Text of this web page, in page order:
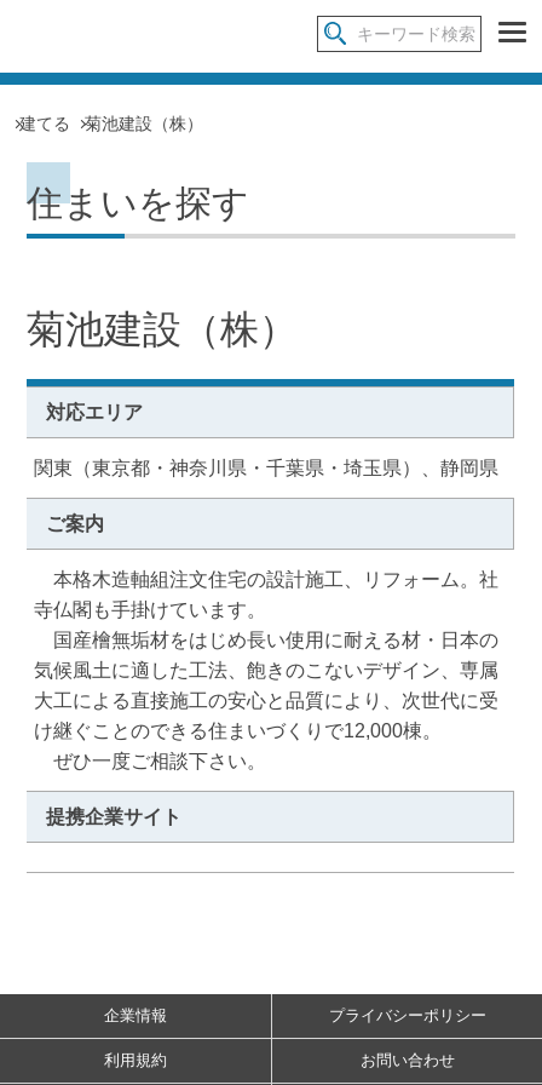
建てる 菊池建設（株）
住まいを探す
菊池建設（株）
対応エリア
関東（東京都・神奈川県・千葉県・埼玉県）、静岡県
ご案内
本格木造軸組注文住宅の設計施工、リフォーム。社
寺仏閣も手掛けています。
国産檜無垢材をはじめ長い使用に耐える材・日本の
気候風土に適した工法、飽きのこないデザイン、専属
大工による直接施工の安心と品質により、次世代に受
け継ぐことのできる住まいづくりで12,000棟。
ぜひ一度ご相談下さい。
提携企業サイト
企業情報 プライバシーポリシー
利用規約 お問い合わせ